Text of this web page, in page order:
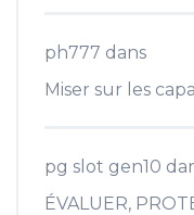
ph777 dans
Miser sur les
pg slot gen10
ÉVALUER,